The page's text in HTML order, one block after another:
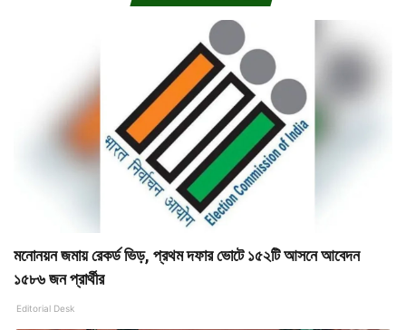
মনোনয়ন জমায় রেকর্ড ভিড়, প্রথম দফার ভোটে ১৫২টি আসনে আবেদন
১৫৮৬ জন প্রার্থীর
Editorial Desk